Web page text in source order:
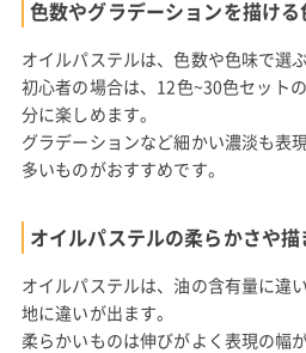
色数やグラデーションを描け
オイルパステルは、色数や色味で選
初心者の場合は、12色~30色セット
分に楽しめます。
グラデーションなど細かい濃淡も表
多いものがおすすめです。
オイルパステルの柔らかさや
オイルパステルは、油の含有量に違
地に違いが出ます。
柔らかいものは伸びがよく表現の幅